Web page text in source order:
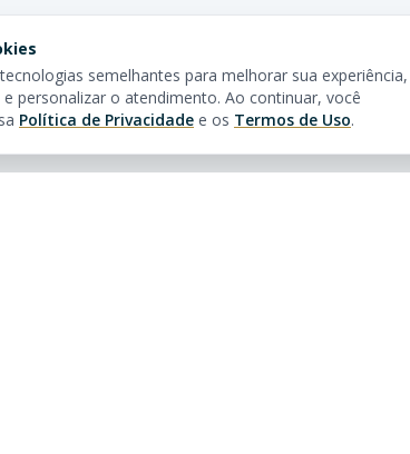
semelhantes para melhorar sua experiência,
personalizar o atendimento. Ao continuar, você
Política de Privacidade e os Termos de Uso.